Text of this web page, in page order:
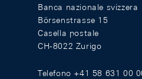
Banca nazionale svizzera
Börsenstrasse 15
Casella postale
CH-8022 Zurigo
Telefono +41 58 631 00